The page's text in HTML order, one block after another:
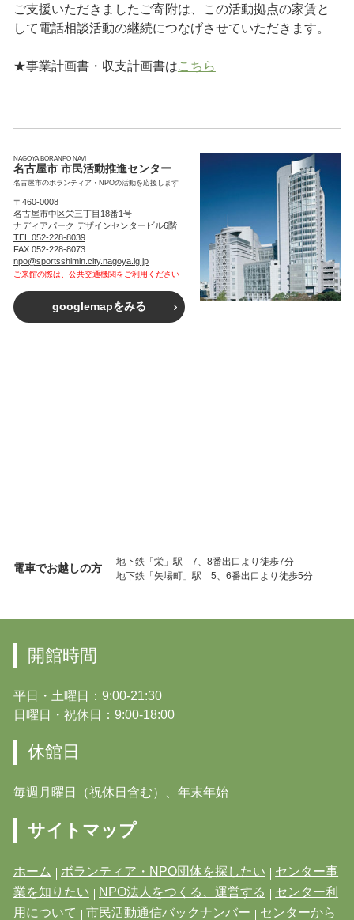
ご支援いただきましたご寄附は、この活動拠点の家賃と
して電話相談活動の継続につなげさせていただきます。
★事業計画書・収支計画書はこちら
NAGOYA BORANPO NAVI
名古屋市 市民活動推進センター
名古屋市のボランティア・NPOの活動を応援します
〒460-0008
名古屋市中区栄三丁目18番1号
ナディアパーク デザインセンタービル6階
TEL.052-228-8039
FAX.052-228-8073
npo@sportsshimin.city.nagoya.lg.jp
ご来館の際は、公共交通機関をご利用ください
googlemapをみる
電車でお越しの方
地下鉄「栄」駅 7、8番出口より徒歩7分
地下鉄「矢場町」駅 5、6番出口より徒歩5分
開館時間
平日・土曜日：9:00-21:30
日曜日・祝休日：9:00-18:00
休館日
毎週月曜日（祝休日含む）、年末年始
サイトマップ
ホーム ボランティア・NPO団体を探したい
センター事
業を知りたい
NPO法人をつくる、運営する
センター利
用について
市民活動通信バックナンバー センターから